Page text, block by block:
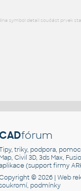
symbol detail součást prvek
CADfórum
triky, podpora,
Map, Civil 3D, 3ds Max,
(support firmy
© 2026 |Web
podmínky